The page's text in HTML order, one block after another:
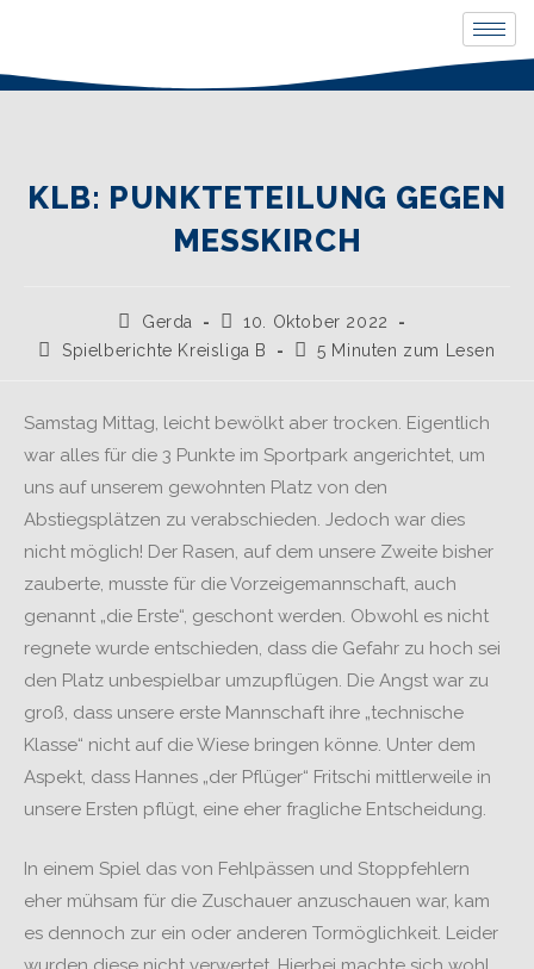
KLB: PUNKTETEILUNG GEGEN
MESSKIRCH
Gerda
10. Oktober 2022
Spielberichte Kreisliga B
5 Minuten zum Lesen
Samstag Mittag, leicht bewölkt aber trocken. Eigentlich
war alles für die 3 Punkte im Sportpark angerichtet, um
uns auf unserem gewohnten Platz von den
Abstiegsplätzen zu verabschieden. Jedoch war dies
nicht möglich! Der Rasen, auf dem unsere Zweite bisher
zauberte, musste für die Vorzeigemannschaft, auch
genannt „die Erste“, geschont werden. Obwohl es nicht
regnete wurde entschieden, dass die Gefahr zu hoch sei
den Platz unbespielbar umzupflügen. Die Angst war zu
groß, dass unsere erste Mannschaft ihre „technische
Klasse“ nicht auf die Wiese bringen könne. Unter dem
Aspekt, dass Hannes „der Pflüger“ Fritschi mittlerweile in
unsere Ersten pflügt, eine eher fragliche Entscheidung.
In einem Spiel das von Fehlpässen und Stoppfehlern
eher mühsam für die Zuschauer anzuschauen war, kam
es dennoch zur ein oder anderen Tormöglichkeit. Leider